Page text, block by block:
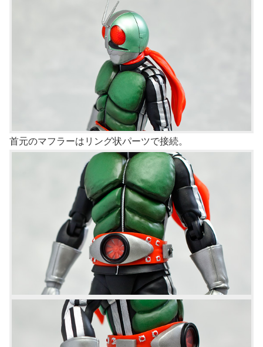
首元のマフラーはリング状パーツで接続。